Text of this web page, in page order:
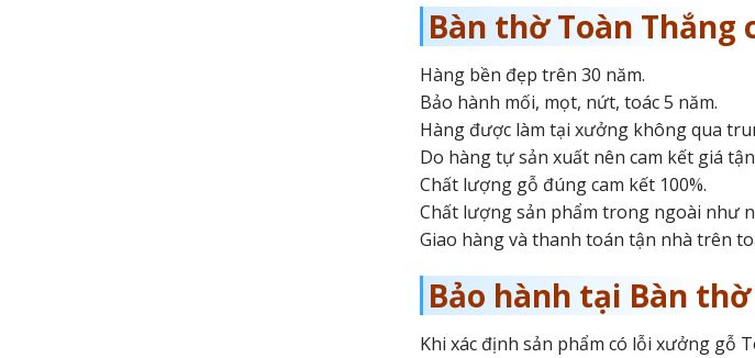
Bàn thờ Toàn Thắng
Hàng bền đẹp trên 30 năm.
Bảo hành mối, mọt, nứt, toác 5 năm.
Hàng được làm tại xưởng không qua
Do hàng tự sản xuất nên cam kết giá
Chất lượng gỗ đúng cam kết 100%.
Chất lượng sản phẩm trong ngoài như
Giao hàng và thanh toán tận nhà trên
Bảo hành tại Bàn
Khi xác định sản phẩm có lỗi xưởng gỗ